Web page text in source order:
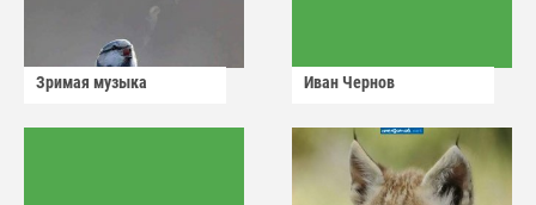
Зримая музыка Иван Чернов